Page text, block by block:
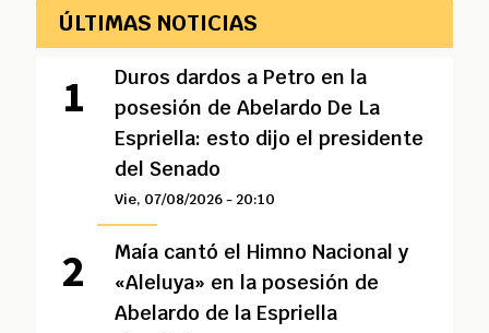
ÚLTIMAS NOTICIAS
Duros dardos a Petro en la
posesión de Abelardo De La
Espriella: esto dijo el presidente
del Senado
Vie, 07/08/2026 - 20:10
Maía cantó el Himno Nacional y
«Aleluya» en la posesión de
Abelardo de la Espriella